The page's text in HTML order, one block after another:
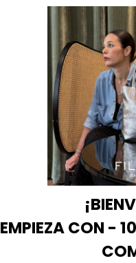
EMPIEZA CON -